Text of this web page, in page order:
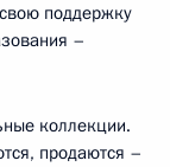
поддержку
–
коллекции.
продаются –